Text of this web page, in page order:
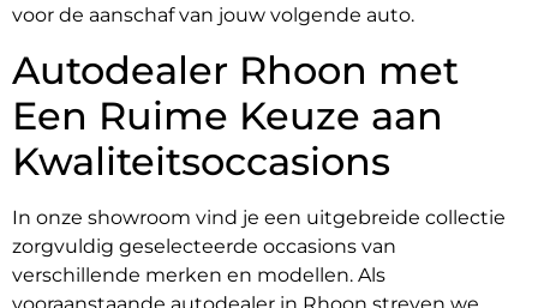
voor de aanschaf van jouw volgende auto.
Autodealer Rhoon met
Een Ruime Keuze aan
Kwaliteitsoccasions
In onze showroom vind je een uitgebreide collectie
zorgvuldig geselecteerde occasions van
verschillende merken en modellen. Als
vooraanstaande autodealer in Rhoon streven we